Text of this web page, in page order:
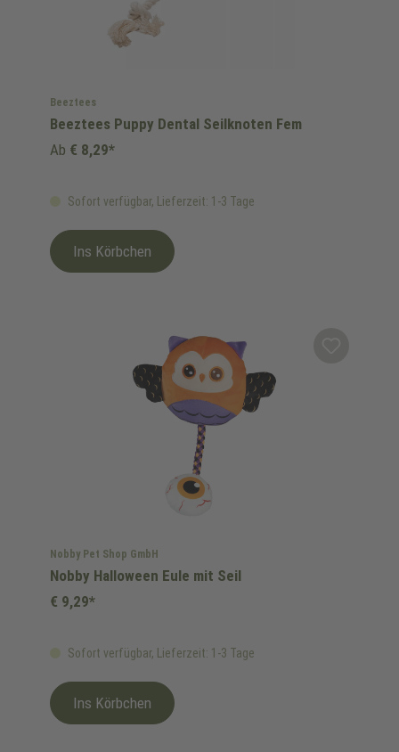
Beeztees
Beeztees Puppy Dental Seilknoten Fem
Sofort verfügbar, Lieferzeit: 1-3 Tage
Ab € 8,29*
Ins Körbchen
Nobby Pet Shop GmbH
Nobby Halloween Eule mit Seil
Sofort verfügbar, Lieferzeit: 1-3 Tage
€ 9,29*
Ins Körbchen